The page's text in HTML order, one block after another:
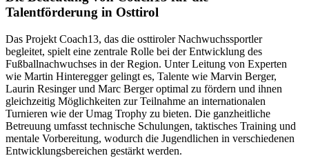
Talentförderung in Osttirol
Das Projekt Coach13, das die osttiroler Nachwuchssportler
begleitet, spielt eine zentrale Rolle bei der Entwicklung des
Fußballnachwuchses in der Region. Unter Leitung von Experten
wie Martin Hinteregger gelingt es, Talente wie Marvin Berger,
Laurin Resinger und Marc Berger optimal zu fördern und ihnen
gleichzeitig Möglichkeiten zur Teilnahme an internationalen
Turnieren wie der Umag Trophy zu bieten. Die ganzheitliche
Betreuung umfasst technische Schulungen, taktisches Training und
mentale Vorbereitung, wodurch die Jugendlichen in verschiedenen
Entwicklungsbereichen gestärkt werden.